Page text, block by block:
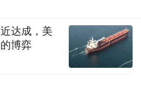
达成，美
博弈